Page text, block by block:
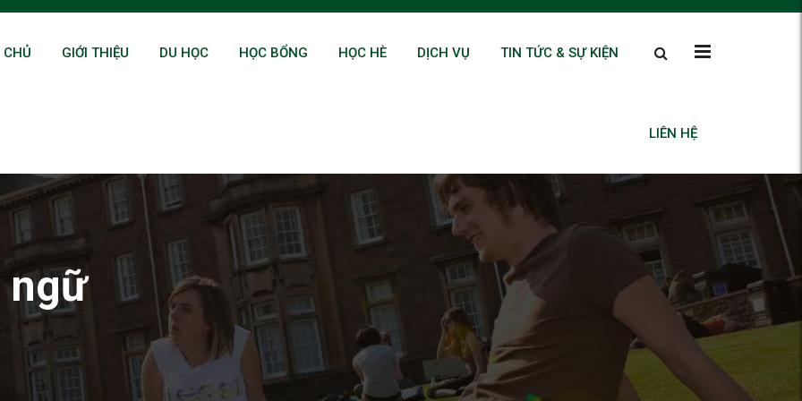
GIỚI THIỆU DU HỌC HỌC BỔNG HỌC HÈ DỊCH VỤ TIN TỨC & SỰ KIỆN
LIÊN HỆ
ngữ